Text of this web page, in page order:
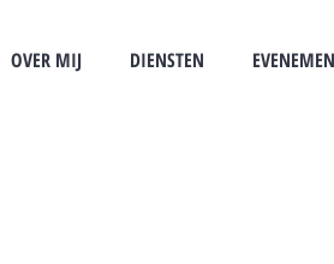
OVER MIJ DIENSTEN